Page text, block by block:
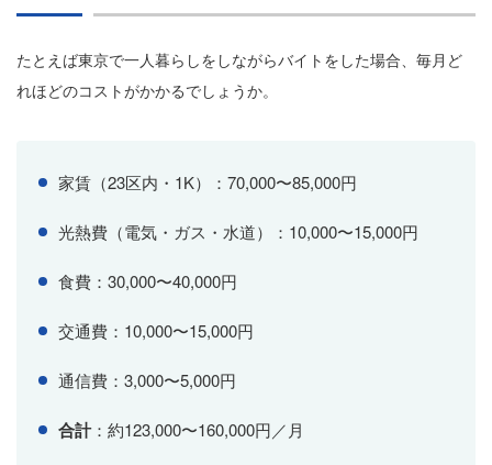
たとえば東京で一人暮らしをしながらバイトをした場合、毎月ど
れほどのコストがかかるでしょうか。
家賃（23区内・1K）：70,000〜85,000円
光熱費（電気・ガス・水道）：10,000〜15,000円
食費：30,000〜40,000円
交通費：10,000〜15,000円
通信費：3,000〜5,000円
合計：約123,000〜160,000円／月